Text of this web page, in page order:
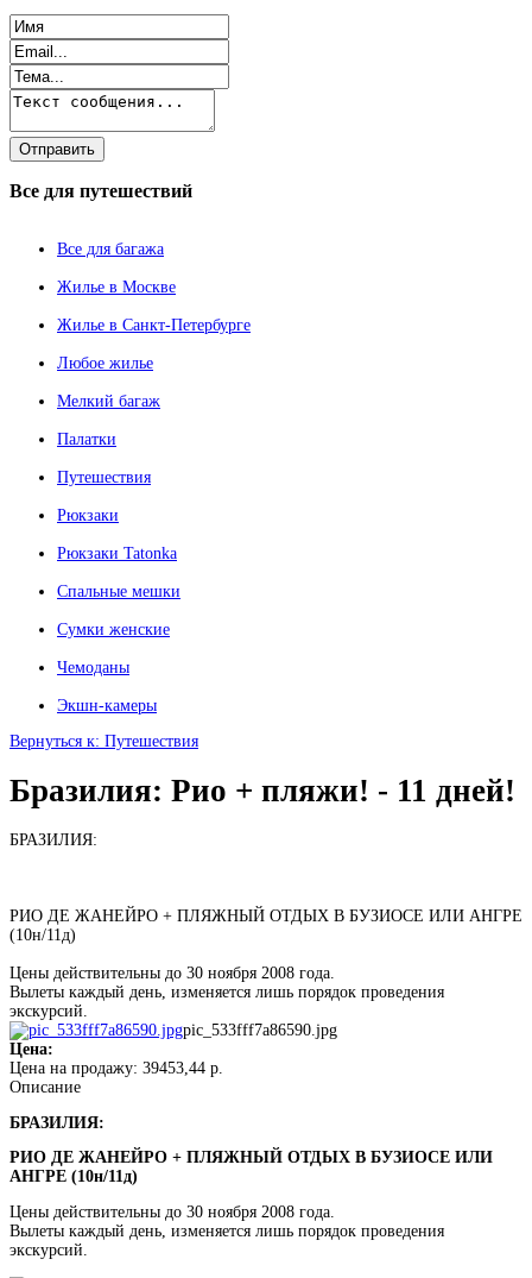
Все для путешествий
Все для багажа
Жилье в Москве
Жилье в Санкт-Петербурге
Любое жилье
Мелкий багаж
Палатки
Путешествия
Рюкзаки
Рюкзаки Tatonka
Спальные мешки
Сумки женские
Чемоданы
Экшн-камеры
Вернуться к: Путешествия
Бразилия: Рио + пляжи! - 11 дней!
БРАЗИЛИЯ:
РИО ДЕ ЖАНЕЙРО + ПЛЯЖНЫЙ ОТДЫХ В БУЗИОСЕ ИЛИ АНГРЕ
(10н/11д)
Цены действительны до 30 ноября 2008 года.
Вылеты каждый день, изменяется лишь порядок проведения
экскурсий.
pic_533fff7a86590.jpg
Цена:
Цена на продажу: 39453,44 р.
Описание
БРАЗИЛИЯ:
РИО ДЕ ЖАНЕЙРО + ПЛЯЖНЫЙ ОТДЫХ В БУЗИОСЕ ИЛИ
АНГРЕ (10н/11д)
Цены действительны до 30 ноября 2008 года.
Вылеты каждый день, изменяется лишь порядок проведения
экскурсий.